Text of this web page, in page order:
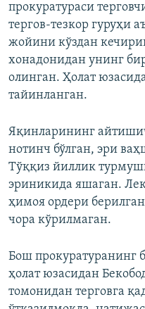
прокуратураси
тергов-тезкор гуруҳи
жойини кўздан
хонадонидан унинг
олинган. Ҳолат
тайинланган.
Яқинларининг
нотинч бўлган, эри
Тўққиз йиллик
эриникида яшаган.
ҳимоя ордери
чора кўрилмаган.
Бош прокуратуранинг
ҳолат юзасидан
томонидан терговга